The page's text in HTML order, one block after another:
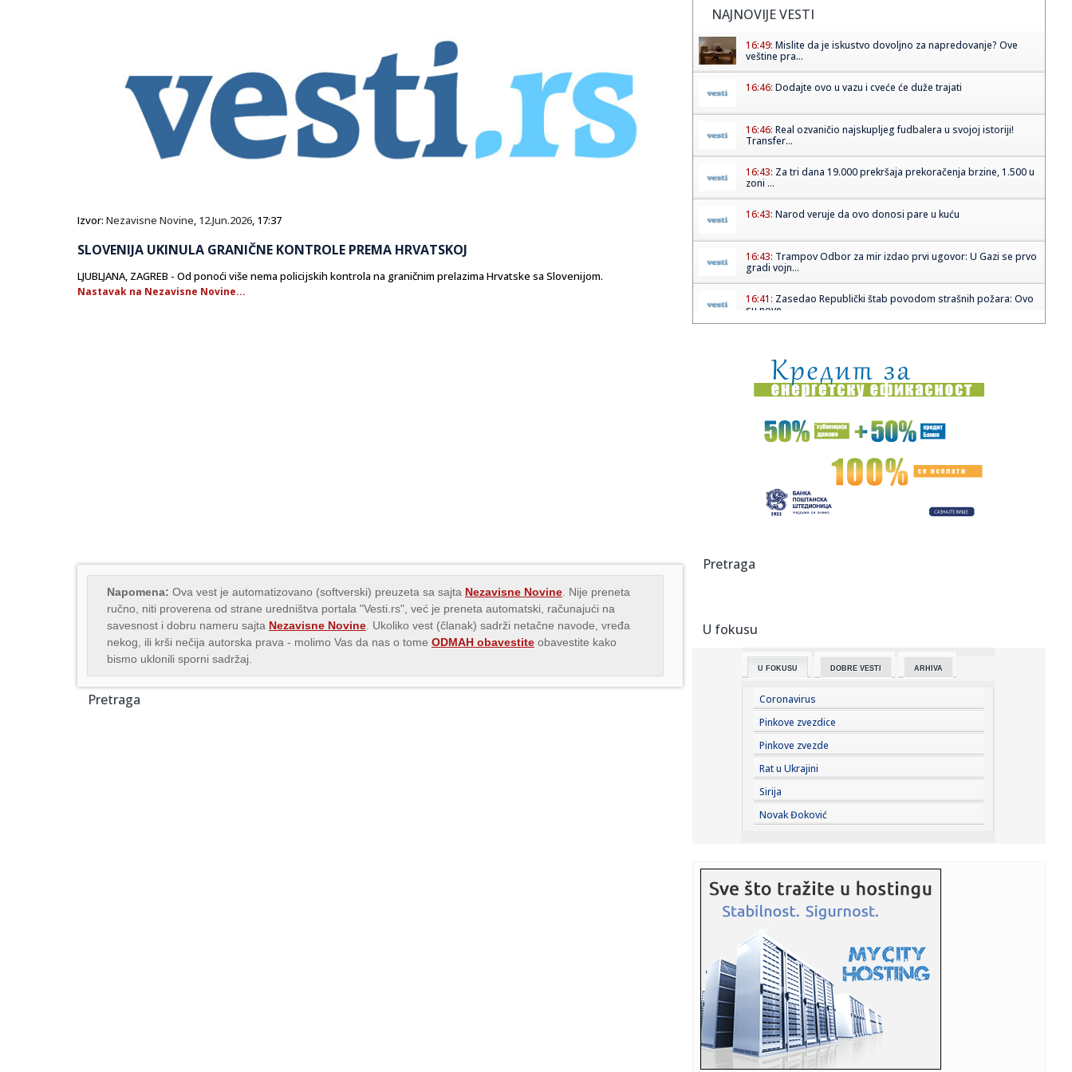
Izvor: Nezavisne Novine, 12.Jun.2026, 17:37
SLOVENIJA UKINULA GRANIČNE KONTROLE PREMA HRVATSKOJ
LJUBLJANA, ZAGREB - Od ponoći više nema policijskih kontrola na graničnim prelazima Hrvatske sa Slovenijom.
Nastavak na Nezavisne Novine...
Napomena: Ova vest je automatizovano (softverski) preuzeta sa sajta Nezavisne Novine . Nije preneta
ručno, niti proverena od strane uredništva portala "Vesti.rs", već je preneta automatski, računajući na
savesnost i dobru nameru sajta Nezavisne Novine . Ukoliko vest (članak) sadrži netačne navode, vređa
nekog, ili krši nečija autorska prava - molimo Vas da nas o tome ODMAH obavestite obavestite kako
bismo uklonili sporni sadržaj.
Pretraga
NAJNOVIJE VESTI
16:49: Mislite da je iskustvo dovoljno za napredovanje? Ove
veštine pra...
16:46: Dodajte ovo u vazu i cveće će duže trajati
16:46: Real ozvaničio najskupljeg fudbalera u svojoj istoriji!
Transfer...
16:43: Za tri dana 19.000 prekršaja prekoračenja brzine, 1.500 u
zoni ...
16:43: Narod veruje da ovo donosi pare u kuću
16:43: Trampov Odbor za mir izdao prvi ugovor: U Gazi se prvo
gradi vojn...
16:41: Zasedao Republički štab povodom strašnih požara: Ovo
su nove ...
16:37:DRAMA BIVŠEG GOLMANA ZVEZDE: Omri Glazer
učestvovao u saobraća...
16:33:Salah i zvanično u Trabzonu
Bivši dečko Jovane Jeremić organizovao feštu: Vatromet,
16:31:Doživotna kazna Avganistancu za napad automobilom u
besmislena"
16:29:
16:24:
Od Kine do Orlovata, od Indije do šatora; Vučićev tempo
16:23:Zvanično: Kraj sapunice – Diomande Realov za najmanje
125 mili...
16:22:Strašan zločin na Novom Beogradu: Sumnja se da je sin
ubio majk...
16:22:Šebalj upozorio vozače trotineta: "Pad pri 50 km/h je kao
pad s...
16:22: Janaf i MOL postigli dogovor o transportu nafte za 2026.
godinu
16:22:
Trabzonom
16:22:Probajte pravilo 3-3-3 za pronalaženje partnera
16:22:Djevojčicu (7) usisao vakuum na bazenu u Srbiji
16:22:PU Banjaluka u akciji "Trasa": Uhapšen trojac, pronađeno
Pretraga
U fokusu
U FOKUSU DOBRE VESTI ARHIVA
Coronavirus
Pinkove zvezdice
Pinkove zvezde
Rat u Ukrajini
Sirija
Novak Đoković